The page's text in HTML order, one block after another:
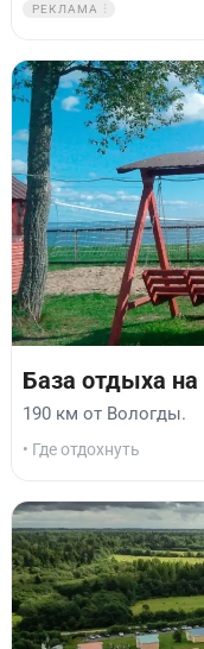
РЕКЛАМА
База отдыха на
190 км от Вологды.
• Где отдохнуть